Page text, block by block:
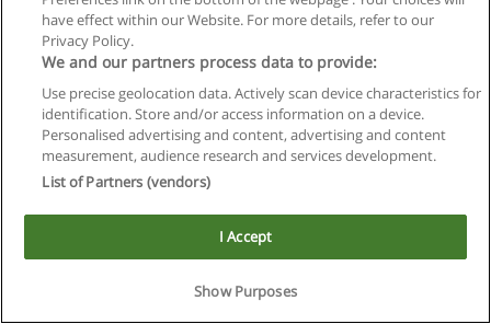
national and international level, processes, procedures and
professional categories. Regulations and BIM guides are
nowadays fundamental items, both for contracting authorities
attention is given to the European Directive for Public
Procurements (EUPPD), to the New Procurement Code and
BIM (D.M. Baratono), to the Data Property, to the main
responsibilities, the new contracts, insurance coverage and
new partnership forms.
Divenire BIM manager certificato / Becoming a certified BIM
manager
L’unità didattica è incentrata sulle competenze individuate
have effect within our Website. For more details, refer to our
Privacy Policy.
We and our partners process data to provide:
Use precise geolocation data. Actively scan device characteristics for
identification. Store and/or access information on a device.
Personalised advertising and content, advertising and content
measurement, audience research and services development.
List of Partners (vendors)
I Accept
Show Purposes